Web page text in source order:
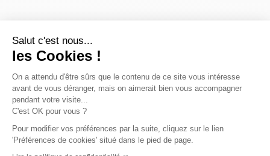
Salut c'est nous...
les Cookies !
On a attendu d'être sûrs que le contenu de ce site vous intéresse
avant de vous déranger, mais on aimerait bien vous accompagner
pendant votre visite...
C'est OK pour vous ?
Pour modifier vos préférences par la suite, cliquez sur le lien
'Préférences de cookies' situé dans le pied de page.